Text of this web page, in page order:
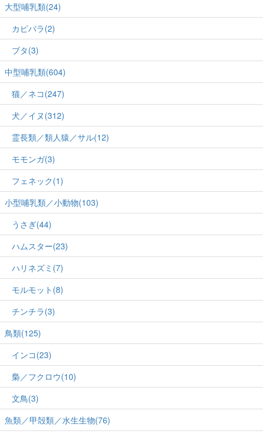
大型哺乳類(24)
カピバラ(2)
ブタ(3)
中型哺乳類(604)
猫／ネコ(247)
犬／イヌ(312)
霊長類／類人猿／サル(12)
モモンガ(3)
フェネック(1)
小型哺乳類／小動物(103)
うさぎ(44)
ハムスター(23)
ハリネズミ(7)
モルモット(8)
チンチラ(3)
鳥類(125)
インコ(23)
梟／フクロウ(10)
文鳥(3)
魚類／甲殻類／水生生物(76)